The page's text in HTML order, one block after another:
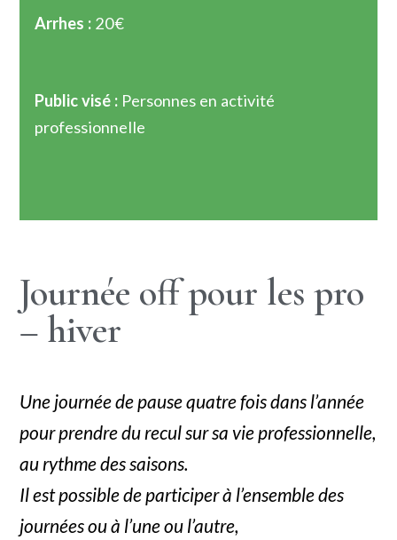
Arrhes : 20€
Public visé : Personnes en activité
professionnelle
Journée off pour les pro
– hiver
Une journée de pause quatre fois dans l’année
pour prendre du recul sur sa vie professionnelle,
au rythme des saisons.
Il est possible de participer à l’ensemble des
journées ou à l’une ou l’autre,